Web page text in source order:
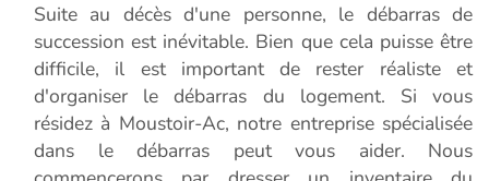
Suite au décès d'une personne, le débarras de
succession est inévitable. Bien que cela puisse être
difficile, il est important de rester réaliste et
d'organiser le débarras du logement. Si vous
résidez à Moustoir-Ac, notre entreprise spécialisée
dans le débarras peut vous aider. Nous